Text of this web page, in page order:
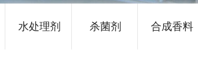
水处理剂 杀菌剂 合成香料